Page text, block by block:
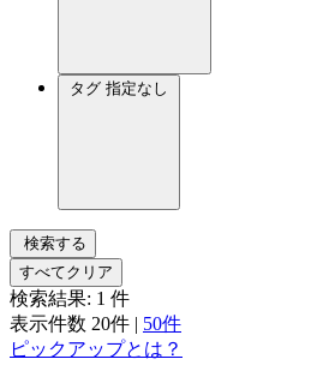
タグ 指定なし
検索する
すべてクリア
検索結果: 1 件
表示件数 20件 | 50件
ピックアップとは？